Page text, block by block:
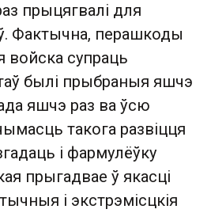
прыцягвалі для
Фактычна, перашкоды
войска супраць
былі прыбраныя яшчэ
яшчэ раз ва ўсю
такога развіцця
і фармулёўку
прыгадвае ў якасці
і экстрэмісцкія